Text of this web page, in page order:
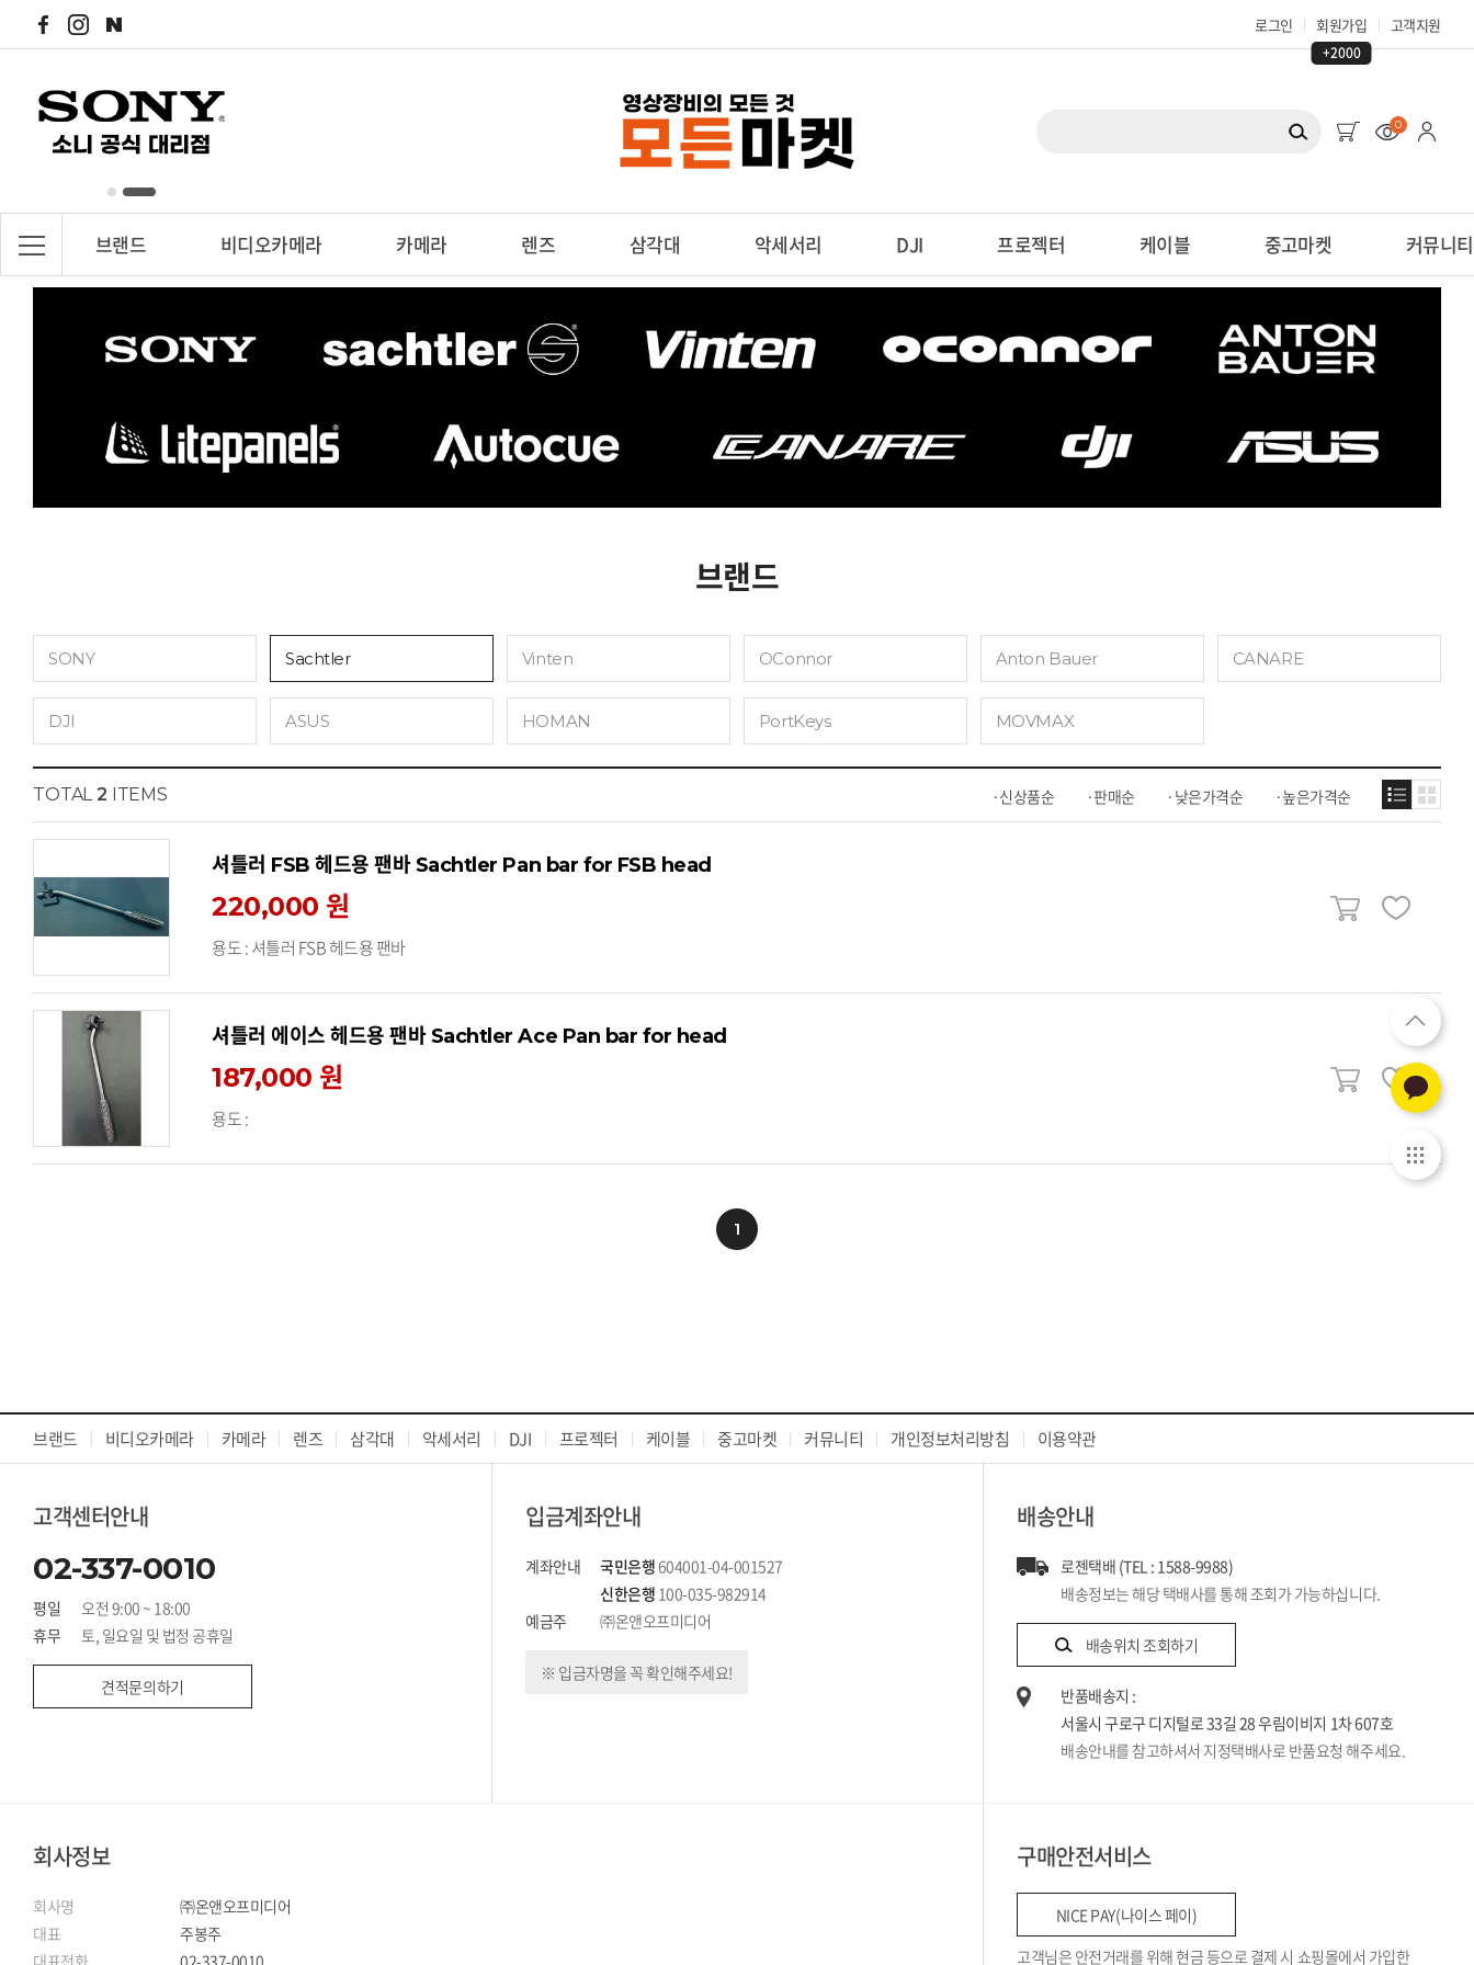
로그인 회원가입
+2000
고객지원
0
브랜드 비디오카메라 카메라 렌즈 삼각대 악세서리 DJI 프로젝터 케이블 중고마켓 커뮤니티
브랜드
SONY Sachtler Vinten OConnor Anton Bauer CANARE
DJI ASUS HOMAN PortKeys MOVMAX
TOTAL2 ITEMS 신상품순 판매순 낮은가격순 높은가격순
셔틀러 FSB 헤드용 팬바 Sachtler Pan bar for FSB head
220,000 원
용도 : 셔틀러 FSB 헤드용 팬바
셔틀러 에이스 헤드용 팬바 Sachtler Ace Pan bar for head
187,000 원
용도 :
1
브랜드 비디오카메라 카메라 렌즈 삼각대 악세서리 DJI 프로젝터 케이블 중고마켓 커뮤니티 개인정보처리방침 이용약관
고객센터안내
02-337-0010
평일
오전 9:00 ~ 18:00
휴무
토, 일요일 및 법정 공휴일
견적문의하기
입금계좌안내
계좌안내 국민은행604001-04-001527
신한은행 100-035-982914
예금주
㈜온앤오프미디어
※ 입금자명을 꼭 확인해주세요!
배송안내
로젠택배 (TEL : 1588-9988)
배송정보는 해당 택배사를 통해 조회가 가능하십니다.
배송위치 조회하기
반품배송지 :
서울시 구로구 디지털로 33길 28 우림이비지 1차 607호
배송안내를 참고하셔서 지정택배사로 반품요청 해주세요.
회사정보
회사명
㈜온앤오프미디어
대표
주봉주
대표전화
02-337-0010
구매안전서비스
NICE PAY(나이스 페이)
고객님은 안전거래를 위해 현금 등으로 결제 시 쇼핑몰에서 가입한